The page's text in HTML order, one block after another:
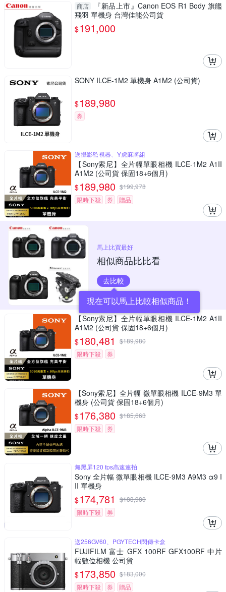
商店
『新品上市』Canon EOS R1 Body 旗艦
飛羽 單機身 台灣佳能公司貨
$191,000
SONY ILCE-1M2 單機身 A1M2 (公司貨)
$189,980
券
送攝影監視器、Y虎麻將組
【Sony索尼】全片幅單眼相機 ILCE-1M2 A1II
A1M2 (公司貨 保固18+6個月)
$189,980 $199,978
限時下殺
券 贈品
馬上比買最好
相似商品比比看
去比較
現在可以馬上比較相似商品！
【Sony索尼】全片幅單眼相機 ILCE-1M2 A1II
A1M2 (公司貨 保固18+6個月)
$180,481 $189,980
限時下殺
券
【Sony索尼】全片幅 微單眼相機 ILCE-9M3 單
機身 (公司貨 保固18+6個月)
$176,380 $185,663
限時下殺
券
無黑屏120 fps高速連拍
Sony 全片幅 微單眼相機 ILCE-9M3 A9M3 α9 I
II 單機身
$174,781 $183,980
限時下殺
券
送256GV60、PGYTECH閃傳卡盒
FUJIFILM 富士 GFX 100RF GFX100RF 中片
幅數位相機 公司貨
$173,850 $183,000
限時下殺
券 贈品